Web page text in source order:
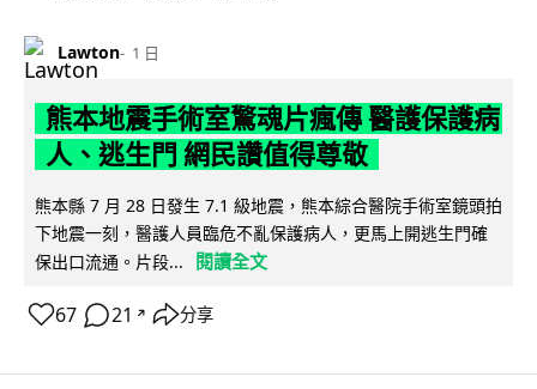
Lawton 1 日
熊本地震手術室驚魂片瘋傳 醫護保護病
人、逃生門 網民讚值得尊敬
熊本縣 7 月 28 日發生 7.1 級地震，熊本綜合醫院手術室鏡頭拍
下地震一刻，醫護人員臨危不亂保護病人，更馬上開逃生門確
保出口流通。片段...
閱讀全文
67 21 ↗ 分享